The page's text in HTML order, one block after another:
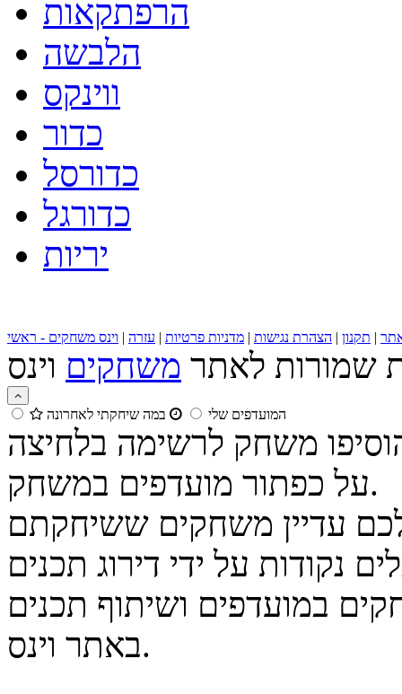
הרפתקאות
הלבשה
ווינקס
כדור
כדורסל
כדורגל
יריות
| תקנון | הצהרת נגישות | מדניות פרטיות | עזרה | וינס משחקים - ראשי
שמורות לאתר משחקים
המועדפים שלי במה שיחקתי לאחרונה
משחק לרשימה בלחיצה
על כפתור מועדפים במשחק.
על ידי דירוג תכנים
במועדפים ושיתוף תכנים
באתר וינס.